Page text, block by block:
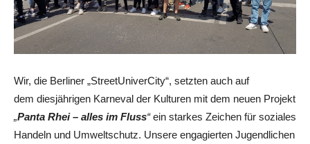
Wir, die Berliner „StreetUniverCity“, setzten auch auf
dem diesjährigen Karneval der Kulturen mit dem neuen Projekt
„Panta Rhei – alles im Fluss“ein starkes Zeichen für soziales
Handeln und Umweltschutz. Unsere engagierten Jugendlichen